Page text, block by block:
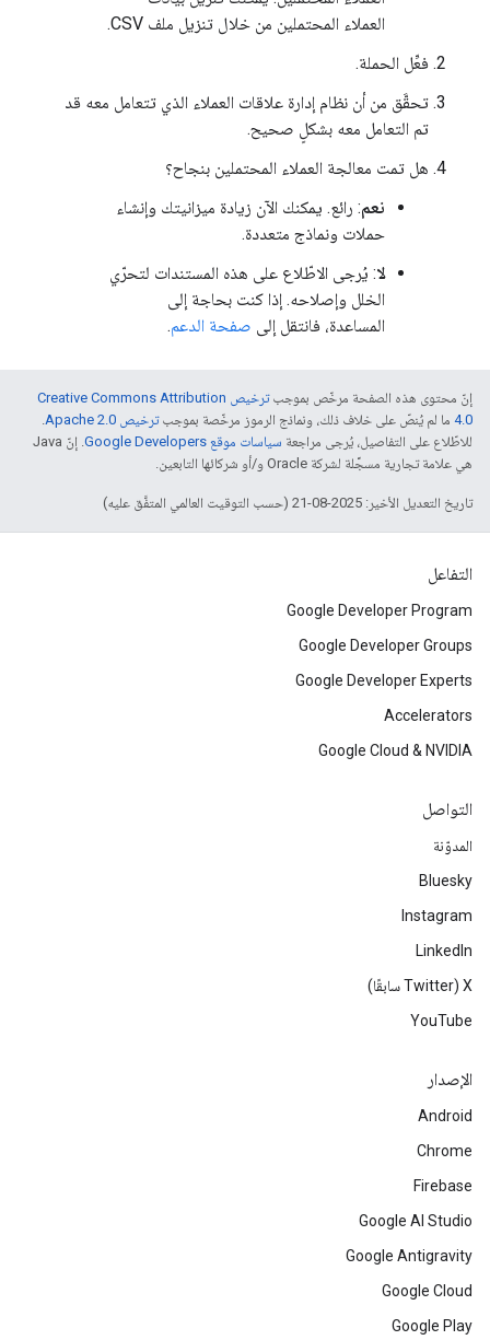
العملاء المحتملين من خلال تنزيل ملف CSV.
فعِّل الحملة.
تحقَّق من أن نظام إدارة علاقات العملاء الذي تتعامل معه قد
تم التعامل معه بشكلٍ صحيح.
هل تمت معالجة العملاء المحتملين بنجاح؟
نعم: رائع. يمكنك الآن زيادة ميزانيتك وإنشاء
حملات ونماذج متعددة.
لا: يُرجى الاطّلاع على هذه المستندات لتحرّي
الخلل وإصلاحه. إذا كنت بحاجة إلى
المساعدة، فانتقل إلى صفحة الدعم.
إنّ محتوى هذه الصفحة مرخّص بموجب
ترخيص Creative Commons Attribution
4.0‏ ما لم يُنصّ على خلاف ذلك، ونماذج الرموز مرخّصة بموجبترخيص Apache 2.0‏
.
للاطّلاع على التفاصيل، يُرجى مراجعة سياسات موقع Google Developers‏
. إنّ Java
هي علامة تجارية مسجَّلة لشركة Oracle و/أو شركائها التابعين.
تاريخ التعديل الأخير: 2025-08-21 (حسب التوقيت العالمي المتفَّق عليه)
التفاعل
Google Developer Program
Google Developer Groups
Google Developer Experts
Accelerators
Google Cloud & NVIDIA
التواصل
المدوّنة
Bluesky
Instagram
LinkedIn
‫X ‏(Twitter سابقًا)
YouTube
الإصدار
Android
Chrome
Firebase
Google AI Studio
Google Antigravity
Google Cloud
Google Play